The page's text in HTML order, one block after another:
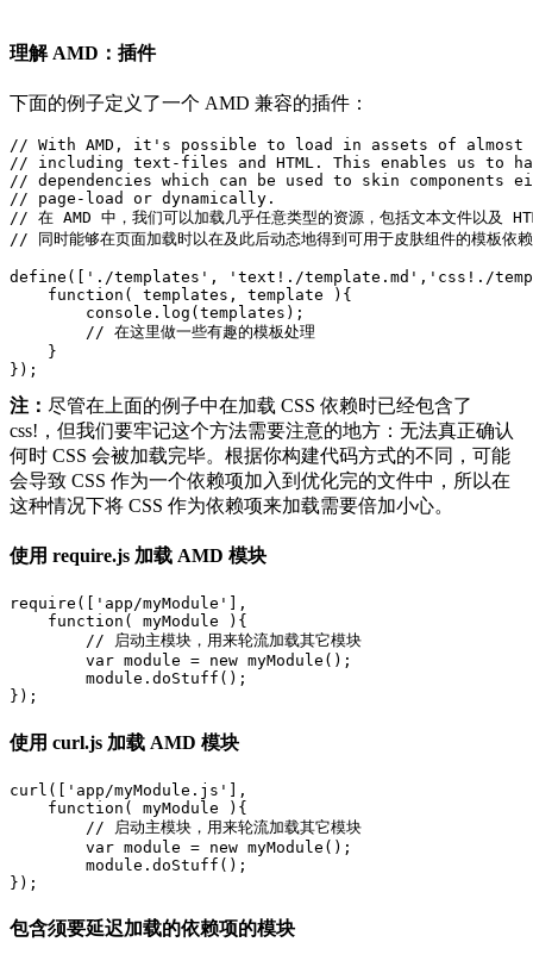
理解 AMD：插件
下面的例子定义了一个 AMD 兼容的插件：
// With AMD, it's possible to load in assets of almost
// including text-files and HTML. This enables us to
// dependencies which can be used to skin components
// page-load or dynamically.
// 在 AMD 中，我们可以加载几乎任意类型的资源，包括文本文件以及
// 同时能够在页面加载时以在及此后动态地得到可用于皮肤组件的模板依
define(['./templates', 'text!./template.md','css!./
    function( templates, template ){
        console.log(templates);
        // 在这里做一些有趣的模板处理
    }
注： 尽管在上面的例子中在加载 CSS 依赖时已经包含了
css!，但我们要牢记这个方法需要注意的地方：无法真正确认
何时 CSS 会被加载完毕。根据你构建代码方式的不同，可能
会导致 CSS 作为一个依赖项加入到优化完的文件中，所以在
这种情况下将 CSS 作为依赖项来加载需要倍加小心。
使用 require.js 加载 AMD 模块
require(['app/myModule'],
    function( myModule ){
        // 启动主模块，用来轮流加载其它模块
        var module = new myModule();
        module.doStuff();
使用 curl.js 加载 AMD 模块
curl(['app/myModule.js'],
    function( myModule ){
        // 启动主模块，用来轮流加载其它模块
        var module = new myModule();
        module.doStuff();
包含须要延迟加载的依赖项的模块